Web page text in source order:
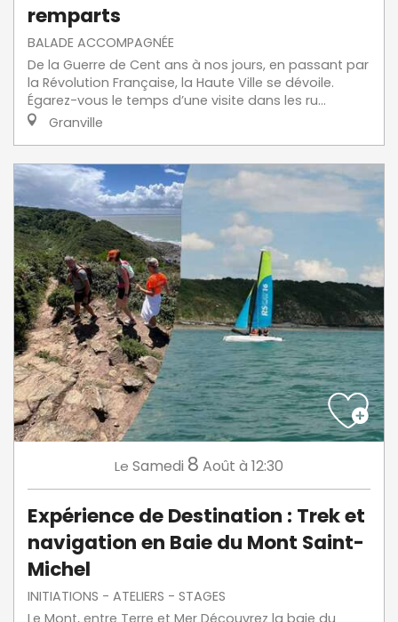
remparts
BALADE ACCOMPAGNÉE
De la Guerre de Cent ans à nos jours, en passant par
la Révolution Française, la Haute Ville se dévoile.
Égarez-vous le temps d’une visite dans les ru...
Granville
Le Samedi 8 Août à 12:30
Expérience de Destination : Trek et
navigation en Baie du Mont Saint-
Michel
INITIATIONS - ATELIERS - STAGES